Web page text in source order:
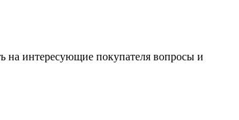
на интересующие покупателя вопросы и